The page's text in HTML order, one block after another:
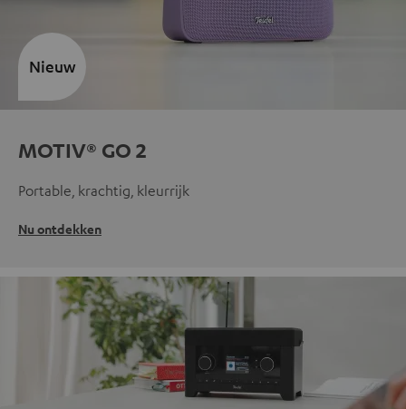
MOTIV® GO 2
Portable, krachtig, kleurrijk
Nu ontdekken
Nieuw